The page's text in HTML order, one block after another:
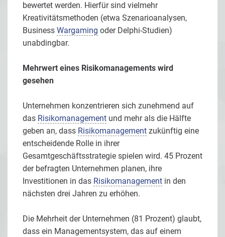
bewertet werden. Hierfür sind vielmehr
Kreativitätsmethoden (etwa Szenarioanalysen,
Business Wargaming oder Delphi-Studien)
unabdingbar.
Mehrwert eines Risikomanagements wird
gesehen
Unternehmen konzentrieren sich zunehmend auf
das Risikomanagement und mehr als die Hälfte
geben an, dass Risikomanagement zukünftig eine
entscheidende Rolle in ihrer
Gesamtgeschäftsstrategie spielen wird. 45 Prozent
der befragten Unternehmen planen, ihre
Investitionen in das Risikomanagement in den
nächsten drei Jahren zu erhöhen.
Die Mehrheit der Unternehmen (81 Prozent) glaubt,
dass ein Managementsystem, das auf einem